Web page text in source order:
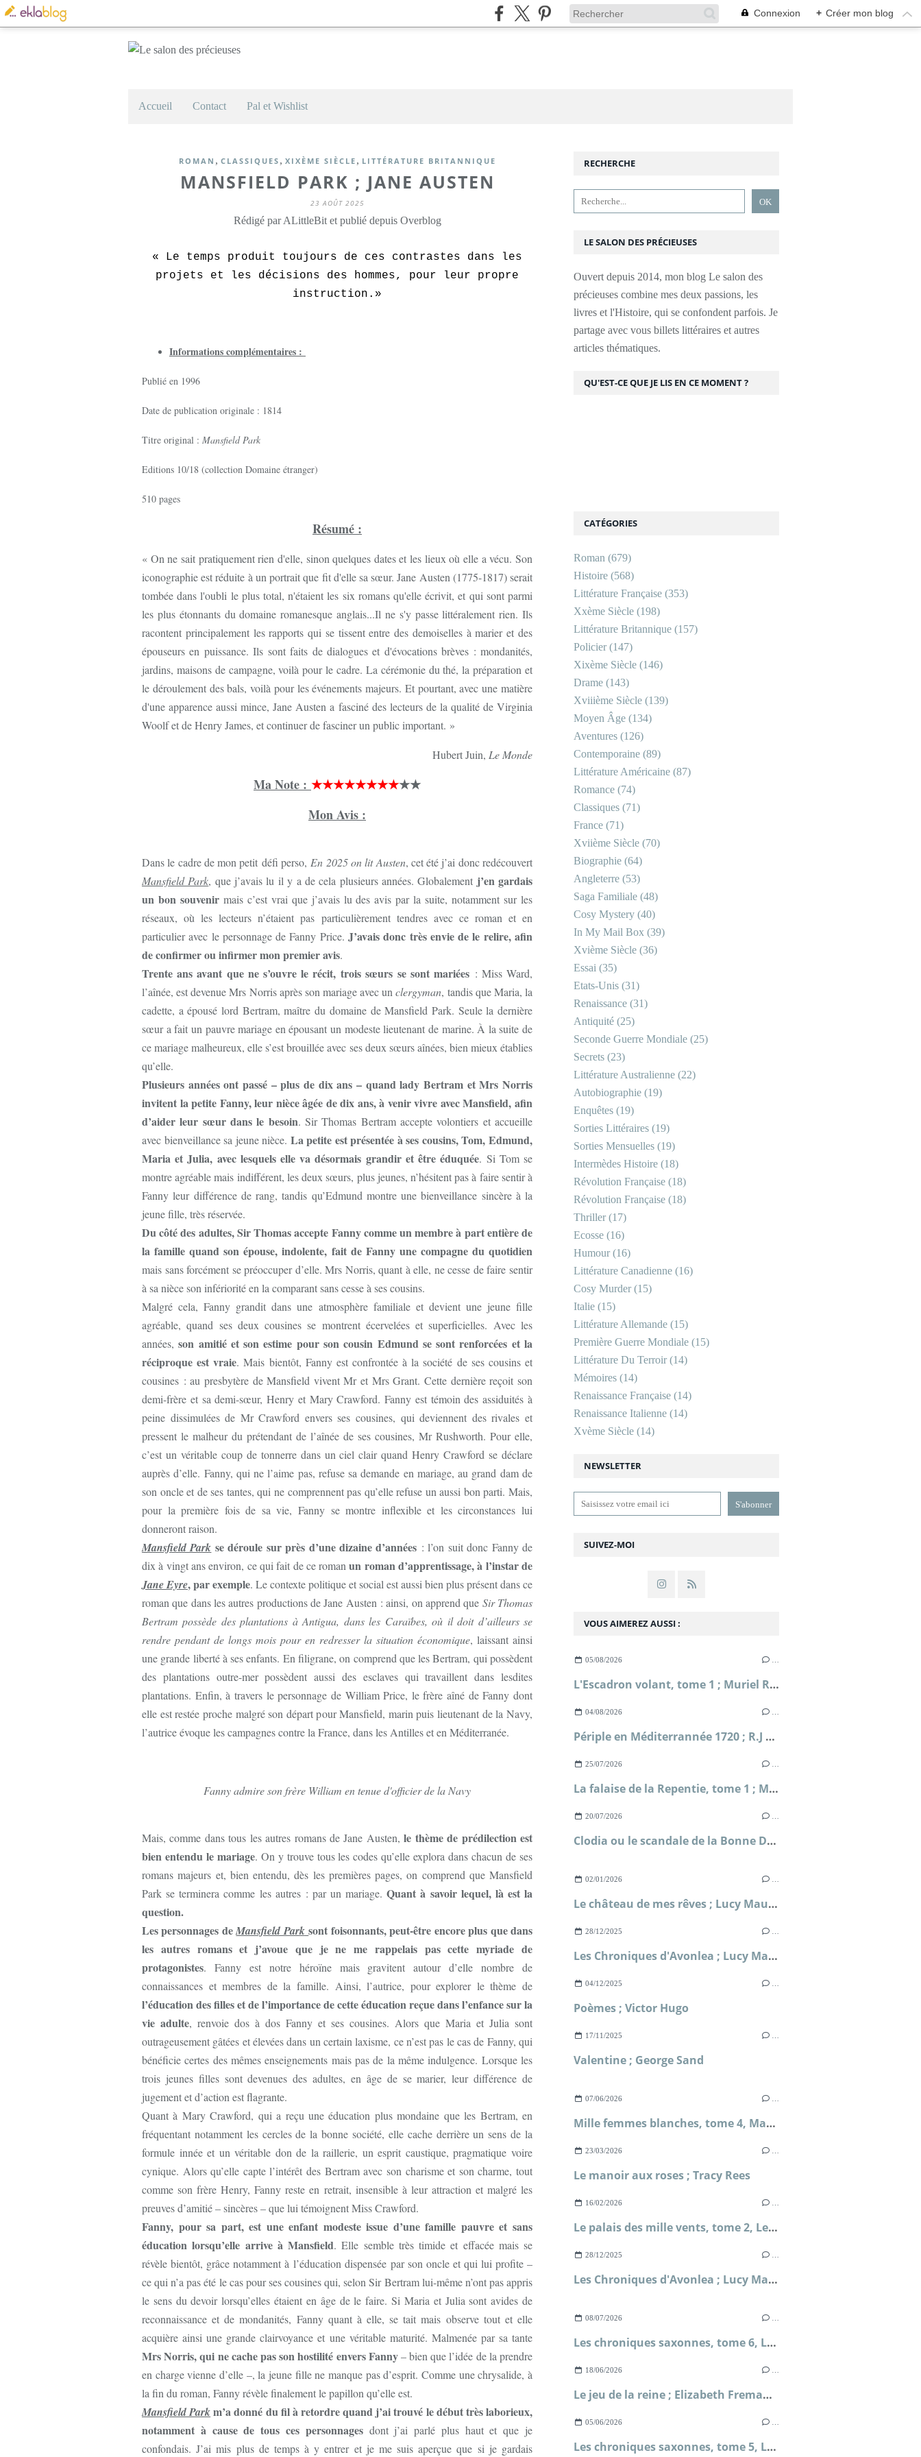
Connexion + Créer mon blog
Accueil Contact Pal et Wishlist
ROMAN , CLASSIQUES , XIXÈME SIÈCLE , LITTÉRATURE BRITANNIQUE
MANSFIELD PARK ; JANE AUSTEN
23 AOÛT 2025
Rédigé par ALittleBit et publié depuis Overblog
« Le temps produit toujours de ces contrastes dans les
projets et les décisions des hommes, pour leur propre
instruction.»
Informations complémentaires :
Publié en 1996
Date de publication originale : 1814
Titre original : Mansfield Park
Editions 10/18 (collection Domaine étranger)
510 pages
Résumé :
« On ne sait pratiquement rien d'elle, sinon quelques dates et les lieux où elle a vécu. Son
iconographie est réduite à un portrait que fit d'elle sa sœur. Jane Austen (1775-1817) serait
tombée dans l'oubli le plus total, n'étaient les six romans qu'elle écrivit, et qui sont parmi
les plus étonnants du domaine romanesque anglais...Il ne s'y passe littéralement rien. Ils
racontent principalement les rapports qui se tissent entre des demoiselles à marier et des
épouseurs en puissance. Ils sont faits de dialogues et d'évocations brèves : mondanités,
jardins, maisons de campagne, voilà pour le cadre. La cérémonie du thé, la préparation et
le déroulement des bals, voilà pour les événements majeurs. Et pourtant, avec une matière
d'une apparence aussi mince, Jane Austen a fasciné des lecteurs de la qualité de Virginia
Woolf et de Henry James, et continuer de fasciner un public important. »
Hubert Juin, Le Monde
Ma Note : ★★★★★★★★★★
Mon Avis :
Dans le cadre de mon petit défi perso, En 2025 on lit Austen, cet été j’ai donc redécouvert
Mansfield Park, que j’avais lu il y a de cela plusieurs années. Globalement j’en gardais
un bon souvenirmais c’est vrai que j’avais lu des avis par la suite, notamment sur les
réseaux, où les lecteurs n’étaient pas particulièrement tendres avec ce roman et en
particulier avec le personnage de Fanny Price. J’avais donc très envie de le relire, afin
de confirmer ou infirmer mon premier avis.
Trente ans avant que ne s’ouvre le récit, trois sœurs se sont mariées : Miss Ward,
l’aînée, est devenue Mrs Norris après son mariage avec unclergyman, tandis que Maria, la
cadette, a épousé lord Bertram, maître du domaine de Mansfield Park. Seule la dernière
sœur a fait un pauvre mariage en épousant un modeste lieutenant de marine. À la suite de
ce mariage malheureux, elle s’est brouillée avec ses deux sœurs aînées, bien mieux établies
qu’elle.
Plusieurs années ont passé – plus de dix ans – quand lady Bertram et Mrs Norris
invitent la petite Fanny, leur nièce âgée de dix ans, à venir vivre avec Mansfield, afin
d’aider leur sœur dans le besoin. Sir Thomas Bertram accepte volontiers et accueille
avec bienveillance sa jeune nièce. La petite est présentée à ses cousins, Tom, Edmund,
Maria et Julia, avec lesquels elle va désormais grandir et être éduquée. Si Tom se
montre agréable mais indifférent, les deux sœurs, plus jeunes, n’hésitent pas à faire sentir à
Fanny leur différence de rang, tandis qu’Edmund montre une bienveillance sincère à la
jeune fille, très réservée.
Du côté des adultes, Sir Thomas accepte Fanny comme un membre à part entière de
la famille quand son épouse, indolente, fait de Fanny une compagne du quotidien
mais sans forcément se préoccuper d’elle. Mrs Norris, quant à elle, ne cesse de faire sentir
à sa nièce son infériorité en la comparant sans cesse à ses cousins.
Malgré cela, Fanny grandit dans une atmosphère familiale et devient une jeune fille
agréable, quand ses deux cousines se montrent écervelées et superficielles. Avec les
années,son amitié et son estime pour son cousin Edmund se sont renforcées et la
réciproque est vraie. Mais bientôt, Fanny est confrontée à la société de ses cousins et
cousines : au presbytère de Mansfield vivent Mr et Mrs Grant. Cette dernière reçoit son
demi-frère et sa demi-sœur, Henry et Mary Crawford. Fanny est témoin des assiduités à
peine dissimulées de Mr Crawford envers ses cousines, qui deviennent des rivales et
pressent le malheur du prétendant de l’aînée de ses cousines, Mr Rushworth. Pour elle,
c’est un véritable coup de tonnerre dans un ciel clair quand Henry Crawford se déclare
auprès d’elle. Fanny, qui ne l’aime pas, refuse sa demande en mariage, au grand dam de
son oncle et de ses tantes, qui ne comprennent pas qu’elle refuse un aussi bon parti. Mais,
pour la première fois de sa vie, Fanny se montre inflexible et les circonstances lui
donneront raison.
Mansfield Park se déroule sur près d’une dizaine d’années : l’on suit donc Fanny de
dix à vingt ans environ, ce qui fait de ce romanun roman d’apprentissage, à l’instar de
Jane Eyre, par exemple. Le contexte politique et social est aussi bien plus présent dans ce
roman que dans les autres productions de Jane Austen : ainsi, on apprend que Sir Thomas
Bertram possède des plantations à Antigua, dans les Caraïbes, où il doit d’ailleurs se
rendre pendant de longs mois pour en redresser la situation économique, laissant ainsi
une grande liberté à ses enfants. En filigrane, on comprend que les Bertram, qui possèdent
des plantations outre-mer possèdent aussi des esclaves qui travaillent dans lesdites
plantations. Enfin, à travers le personnage de William Price, le frère aîné de Fanny dont
elle est restée proche malgré son départ pour Mansfield, marin puis lieutenant de la Navy,
l’autrice évoque les campagnes contre la France, dans les Antilles et en Méditerranée.
Fanny admire son frère William en tenue d'officier de la Navy
Mais, comme dans tous les autres romans de Jane Austen,le thème de prédilection est
bien entendu le mariage. On y trouve tous les codes qu’elle explora dans chacun de ses
romans majeurs et, bien entendu, dès les premières pages, on comprend que Mansfield
Park se terminera comme les autres : par un mariage.Quant à savoir lequel, là est la
question.
Les personnages deMansfield Park sont foisonnants, peut-être encore plus que dans
les autres romans et j’avoue que je ne me rappelais pas cette myriade de
protagonistes. Fanny est notre héroïne mais gravitent autour d’elle nombre de
connaissances et membres de la famille. Ainsi, l’autrice, pour explorer le thème de
l’éducation des filles et de l’importance de cette éducation reçue dans l’enfance sur la
vie adulte, renvoie dos à dos Fanny et ses cousines. Alors que Maria et Julia sont
outrageusement gâtées et élevées dans un certain laxisme, ce n’est pas le cas de Fanny, qui
bénéficie certes des mêmes enseignements mais pas de la même indulgence. Lorsque les
trois jeunes filles sont devenues des adultes, en âge de se marier, leur différence de
jugement et d’action est flagrante.
Quant à Mary Crawford, qui a reçu une éducation plus mondaine que les Bertram, en
fréquentant notamment les cercles de la bonne société, elle cache derrière un sens de la
formule innée et un véritable don de la raillerie, un esprit caustique, pragmatique voire
cynique. Alors qu’elle capte l’intérêt des Bertram avec son charisme et son charme, tout
comme son frère Henry, Fanny reste en retrait, insensible à leur attraction et malgré les
preuves d’amitié – sincères – que lui témoignent Miss Crawford.
Fanny, pour sa part, est une enfant modeste issue d’une famille pauvre et sans
éducation lorsqu’elle arrive à Mansfield. Elle semble très timide et effacée mais se
révèle bientôt, grâce notamment à l’éducation dispensée par son oncle et qui lui profite –
ce qui n’a pas été le cas pour ses cousines qui, selon Sir Bertram lui-même n’ont pas appris
le sens du devoir lorsqu’elles étaient en âge de le faire. Si Maria et Julia sont avides de
reconnaissance et de mondanités, Fanny quant à elle, se tait mais observe tout et elle
acquière ainsi une grande clairvoyance et une véritable maturité. Malmenée par sa tante
Mrs Norris, qui ne cache pas son hostilité envers Fanny– bien que l’idée de la prendre
en charge vienne d’elle –, la jeune fille ne manque pas d’esprit. Comme une chrysalide, à
la fin du roman, Fanny révèle finalement le papillon qu’elle est.
Mansfield Parkm’a donné du fil à retordre quand j’ai trouvé le début très laborieux,
notamment à cause de tous ces personnagesdont j’ai parlé plus haut et que je
confondais. J’ai mis plus de temps à y entrer et je me suis aperçue que si je gardais
NEWSLETTER
SUIVEZ-MOI
RECHERCHE
LE SALON DES PRÉCIEUSES
Ouvert depuis 2014, mon blog Le salon des
précieuses combine mes deux passions, les
livres et l'Histoire, qui se confondent parfois. Je
partage avec vous billets littéraires et autres
articles thématiques.
VOUS AIMEREZ AUSSI :
05/08/2026
L'Escadron volant, tome 1 ; Muriel Romana
04/08/2026
Périple en Méditerrannée 1720 ; R.J Masselauze
25/07/2026
La falaise de la Repentie, tome 1 ; Marie-Béatrice Gauvin
20/07/2026
Clodia ou le scandale de la Bonne Déesse ; Sophie Malick-Prunier
02/01/2026
Le château de mes rêves ; Lucy Maud Montgomery
28/12/2025
Les Chroniques d'Avonlea ; Lucy Maud Montgomery
04/12/2025
Poèmes ; Victor Hugo
17/11/2025
Valentine ; George Sand
07/06/2026
Mille femmes blanches, tome 4, May et Chance ; Jim Fergus
23/03/2026
Le manoir aux roses ; Tracy Rees
16/02/2026
Le palais des mille vents, tome 2, Les nuits de Saint-Pétersbourg ; Kate McAlistair
28/12/2025
Les Chroniques d'Avonlea ; Lucy Maud Montgomery
08/07/2026
Les chroniques saxonnes, tome 6, La mort des rois ; Bernard Cornwell
18/06/2026
Le jeu de la reine ; Elizabeth Fremantle
05/06/2026
Les chroniques saxonnes, tome 5, La terre en feu ; Bernard Cornwell
CATÉGORIES
Roman (679)
Histoire (568)
Littérature Française (353)
Xxème Siècle (198)
Littérature Britannique (157)
Policier(147)
Xixème Siècle (146)
Drame (143)
Xviiième Siècle (139)
Moyen Âge (134)
Aventures (126)
Contemporaine (89)
Littérature Américaine (87)
Romance (74)
Classiques (71)
France (71)
Xviième Siècle (70)
Biographie (64)
Angleterre (53)
Saga Familiale (48)
Cosy Mystery (40)
In My Mail Box (39)
Xvième Siècle (36)
Essai (35)
Etats-Unis (31)
Renaissance (31)
Antiquité (25)
Seconde Guerre Mondiale (25)
Secrets (23)
Littérature Australienne (22)
Autobiographie (19)
Enquêtes (19)
Sorties Littéraires (19)
Sorties Mensuelles (19)
Intermèdes Histoire (18)
Révolution Française (18)
Révolution Française (18)
Thriller(17)
Ecosse (16)
Humour(16)
Littérature Canadienne (16)
Cosy Murder(15)
Italie (15)
Littérature Allemande (15)
Première Guerre Mondiale (15)
Littérature Du Terroir(14)
Mémoires (14)
Renaissance Française (14)
Renaissance Italienne (14)
Xvème Siècle (14)
QU'EST-CE QUE JE LIS EN CE MOMENT ?